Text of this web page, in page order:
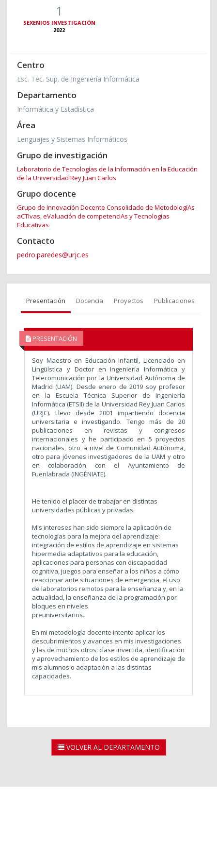
1
SEXENIOS INVESTIGACIÓN
2022
Centro
Esc. Tec. Sup. de Ingeniería Informática
Departamento
Informática y Estadística
Área
Lenguajes y Sistemas Informáticos
Grupo de investigación
Laboratorio de Tecnologías de la Información en la Educación
de la Universidad Rey Juan Carlos
Grupo docente
Grupo de Innovación Docente Consolidado de MetodologíAs
aCTIvas, eValuación de competenciAs y Tecnologías
Educativas
Contacto
pedro.paredes@urjc.es
Presentación Docencia Proyectos Publicaciones
PRESENTACIÓN
Soy Maestro en Educación Infantil, Licenciado en
Lingüística y Doctor en Ingeniería Informática y
Telecomunicación por la Universidad Autónoma de
Madrid (UAM). Desde enero de 2019 soy profesor
en la Escuela Técnica Superior de Ingeniería
Informática (ETSII) de la Universidad Rey Juan Carlos
(URJC). Llevo desde 2001 impartiendo docencia
universitaria e investigando. Tengo más de 20
publicaciones en revistas y congresos
internacionales y he participado en 5 proyectos
nacionales, otro a nivel de Comunidad Autónoma,
otro para jóvenes investigadores de la UAM y otro
en colaboración con el Ayuntamiento de
Fuenlabrada (INGÉNIATE).
He tenido el placer de trabajar en distintas
universidades públicas y privadas.
Mis intereses han sido siempre la aplicación de
tecnologías para la mejora del aprendizaje:
integración de estilos de aprendizaje en sistemas
hipermedia adaptativos para la educación,
aplicaciones para personas con discapacidad
cognitiva, juegos para enseñar a los niños a cómo
reaccionar ante situaciones de emergencia, el uso
de laboratorios remotos para la enseñanza y, en la
actualidad, la enseñanza de la programación por
bloques en niveles
preuniversitarios.
En mi metodología docente intento aplicar los
descubrimientos y avances en mis investigaciones
y las de muchos otros: clase invertida, identificación
y aprovechamiento de los estilos de aprendizaje de
mis alumnos o adaptación a las distintas
capacidades.
VOLVER AL DEPARTAMENTO